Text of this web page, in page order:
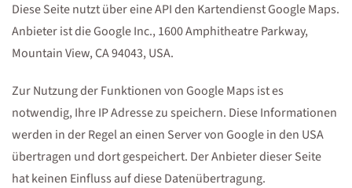
Diese Seite nutzt über eine API den Kartendienst Google Maps.
Anbieter ist die Google Inc., 1600 Amphitheatre Parkway,
Mountain View, CA 94043, USA.
Zur Nutzung der Funktionen von Google Maps ist es
notwendig, Ihre IP Adresse zu speichern. Diese Informationen
werden in der Regel an einen Server von Google in den USA
übertragen und dort gespeichert. Der Anbieter dieser Seite
hat keinen Einfluss auf diese Datenübertragung.